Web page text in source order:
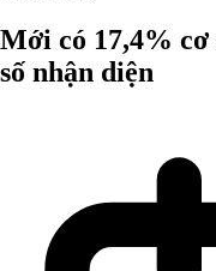
Mới có 17,4% cơ
số nhận diện